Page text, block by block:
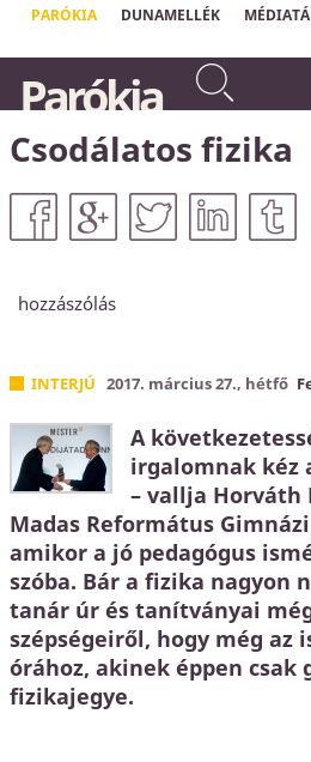
PARÓKIA DUNAMELLÉK
...nincsen üdvösség senki
másban, mert nem is adatott az
embereknek az ég alatt
üdvözülhetnénk.
Apostolok Cselekedetei
4,12
Parókia
Csodálatos fizika
hozzászólás
INTERJÚ 2017. március 27., hétfő
A
irgalomnak kéz
– vallja Horváth
Madas Református
amikor a jó pedagógus
szóba. Bár a fizika nagyon
tanár úr és tanítványai
szépségeiről, hogy még az
órához, akinek éppen csak
fizikajegye.